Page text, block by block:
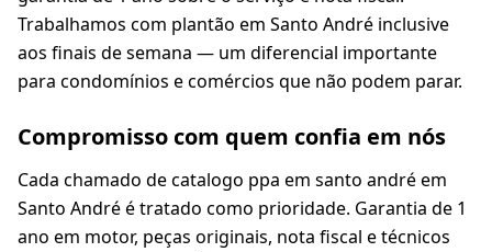
Trabalhamos com plantão em Santo André inclusive
aos finais de semana — um diferencial importante
para condomínios e comércios que não podem parar.
Compromisso com quem confia em nós
Cada chamado de catalogo ppa em santo andré em
Santo André é tratado como prioridade. Garantia de 1
ano em motor, peças originais, nota fiscal e técnicos